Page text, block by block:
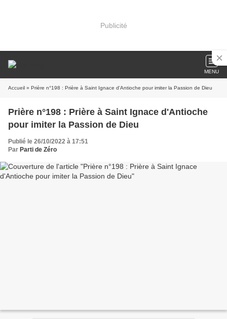
Publicité
MENU
Accueil » Prière n°198 : Prière à Saint Ignace d'Antioche pour imiter la Passion de Dieu
Prière n°198 : Prière à Saint Ignace d'Antioche
pour imiter la Passion de Dieu
Publié le 26/10/2022 à 17:51
Par Parti de Zéro